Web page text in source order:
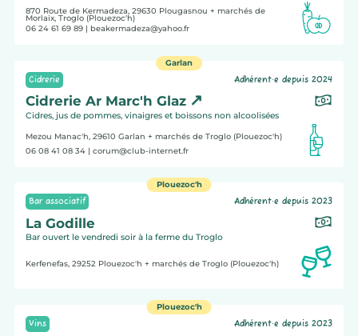
870 Route de Kermadeza, 29630 Plougasnou + marchés de
Morlaix, Troglo (Plouezoc'h)
06 24 61 69 89| beakermadeza@yahoo.fr
Garlan
Cidrerie
Adhérent·e depuis 2024
Cidrerie Ar Marc'h Glaz
Cidres, jus de pommes, vinaigres et boissons non alcoolisées
Mezou Manac'h, 29610 Garlan + marchés de Troglo (Plouezoc'h)
06 08 41 08 34| corum@club-internet.fr
Plouezoc'h
Bar associatif
Adhérent·e depuis 2023
La Godille
Bar ouvert le vendredi soir à la ferme du Troglo
Kerfenefas, 29252 Plouezoc'h + marchés de Troglo (Plouezoc'h)
Plouezoc'h
Vins
Adhérent·e depuis 2023